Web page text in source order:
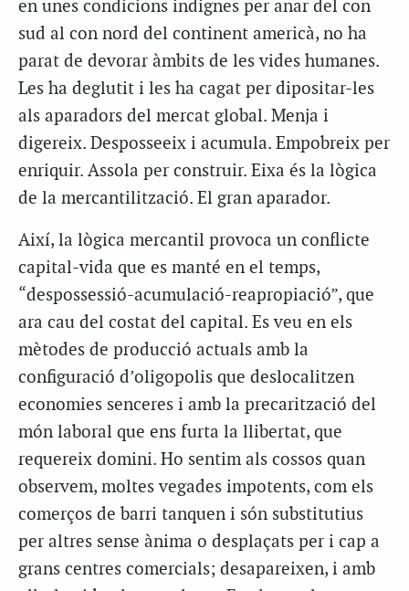
en unes condicions indignes per anar del con
sud al con nord del continent americà, no ha
parat de devorar àmbits de les vides humanes.
Les ha deglutit i les ha cagat per dipositar-les
als aparadors del mercat global. Menja i
digereix. Desposseeix i acumula. Empobreix per
enriquir. Assola per construir. Eixa és la lògica
de la mercantilització. El gran aparador.
Així, la lògica mercantil provoca un conflicte
capital-vida que es manté en el temps,
“despossessió-acumulació-reapropiació”, que
ara cau del costat del capital. Es veu en els
mètodes de producció actuals amb la
configuració d’oligopolis que deslocalitzen
economies senceres i amb la precarització del
món laboral que ens furta la llibertat, que
requereix domini. Ho sentim als cossos quan
observem, moltes vegades impotents, com els
comerços de barri tanquen i són substitutius
per altres sense ànima o desplaçats per i cap a
grans centres comercials; desapareixen, i amb